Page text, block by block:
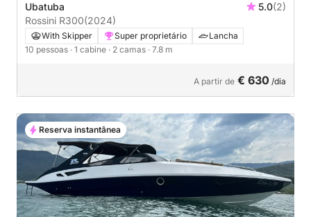
Ubatuba 5.0(2)
Rossini R300(2024)
With Skipper Super proprietário
Lancha
10 pessoas · 1 cabine · 2 camas · 7.8 m
A partir de € 630 /dia
Reserva instantânea